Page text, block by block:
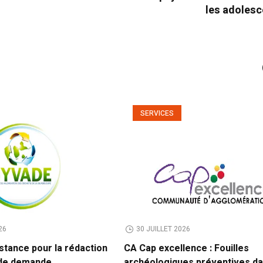
les
pour la rédaction
SERVICES
30 JUILLET 2026
CA Cap excellence : Fouilles